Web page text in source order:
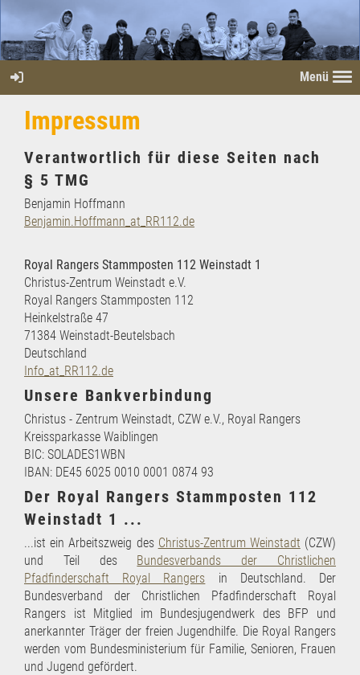
Menü
Impressum
Verantwortlich für diese Seiten nach
§ 5 TMG
Benjamin Hoffmann
Benjamin.Hoffmann_at_RR112.de
Royal Rangers Stammposten 112 Weinstadt 1
Christus-Zentrum Weinstadt e.V.
Royal Rangers Stammposten 112
Heinkelstraße 47
71384 Weinstadt-Beutelsbach
Deutschland
Info_at_RR112.de
Unsere Bankverbindung
Christus - Zentrum Weinstadt, CZW e.V., Royal Rangers
Kreissparkasse Waiblingen
BIC: SOLADES1WBN
IBAN: DE45 6025 0010 0001 0874 93
Der Royal Rangers Stammposten 112
Weinstadt 1 ...
...ist ein Arbeitszweig des Christus-Zentrum Weinstadt (CZW)
und Teil des Bundesverbands der Christlichen
Pfadfinderschaft Royal Rangers in Deutschland. Der
Bundesverband der Christlichen Pfadfinderschaft Royal
Rangers ist Mitglied im Bundesjugendwerk des BFP und
anerkannter Träger der freien Jugendhilfe. Die Royal Rangers
werden vom Bundesministerium für Familie, Senioren, Frauen
und Jugend gefördert.